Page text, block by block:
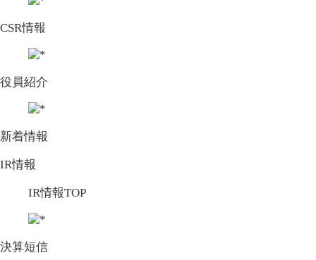
CSR情報
役員紹介
新着情報
IR情報
IR情報TOP
決算短信